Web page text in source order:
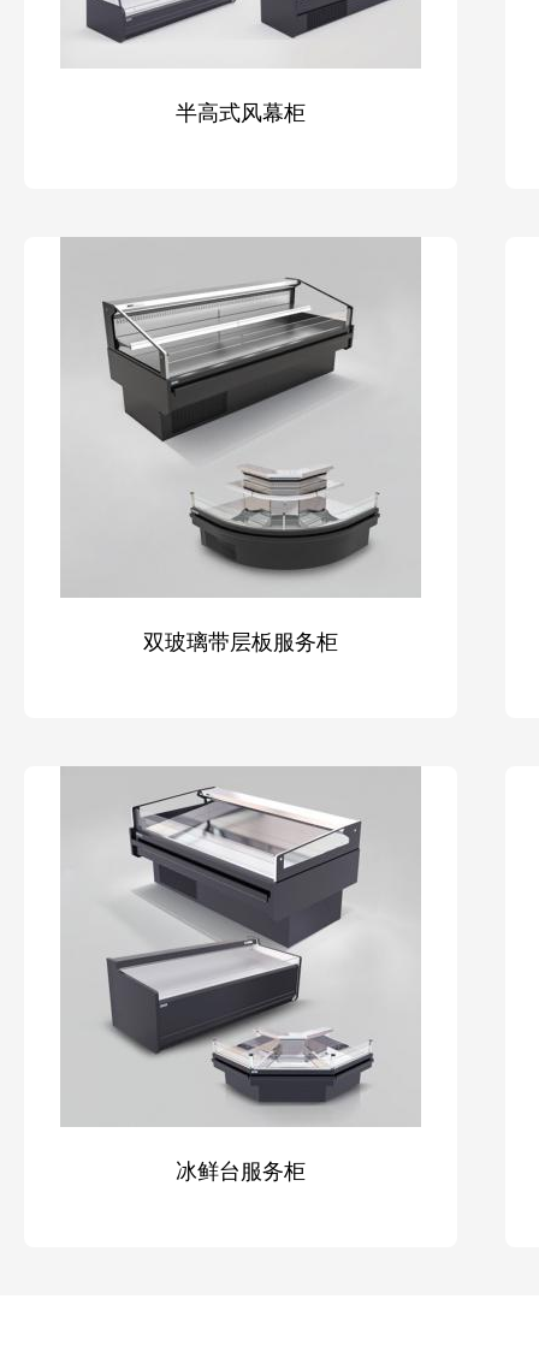
半高式风幕柜
双玻璃带层板服务柜
冰鲜台服务柜